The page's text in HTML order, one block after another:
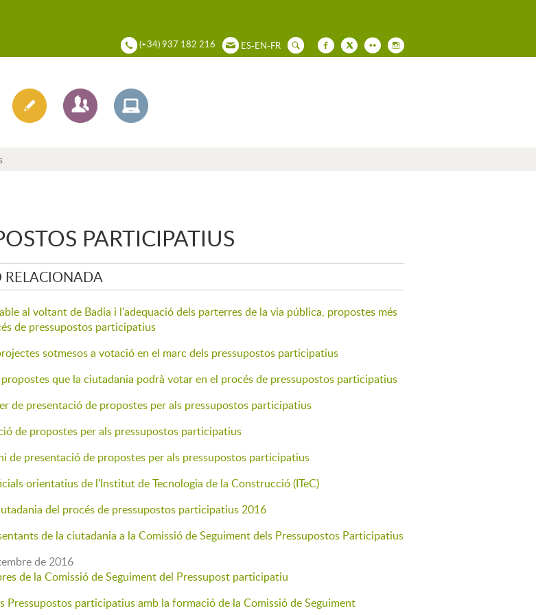
(+34) 937 182 216 ES-EN-FR
PARTICIPATIUS
al voltant de Badia i l'adequació dels parterres de la via pública, propostes més
de pressupostos participatius
sotmesos a votació en el marc dels pressupostos participatius
propostes que la ciutadania podrà votar en el procés de pressupostos participatius
de presentació de propostes per als pressupostos participatius
de propostes per als pressupostos participatius
de presentació de propostes per als pressupostos participatius
orientatius de l'Institut de Tecnologia de la Construcció (ITeC)
del procés de pressupostos participatius 2016
de la ciutadania a la Comissió de Seguiment dels Pressupostos Participatius
de 2016
de la Comissió de Seguiment del Pressupost participatiu
Pressupostos participatius amb la formació de la Comissió de Seguiment